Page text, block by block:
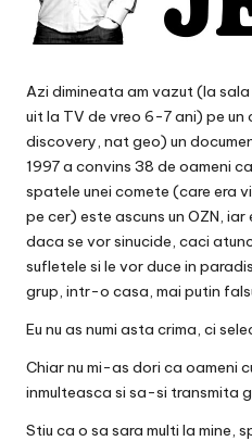
Azi dimineata am vazut (la
uit la TV de vreo 6-7 ani) pe
discovery, nat geo) un
1997 a convins 38 de oameni ca
spatele unei comete (care era
pe cer) este ascuns un OZN,
daca se vor sinucide, caci
sufletele si le vor duce in
grup, intr-o casa, mai putin
Eu nu as numi asta crima, ci
Chiar nu mi-as dori ca oameni
inmulteasca si sa-si transmita
Stiu ca o sa sara multi la mine,